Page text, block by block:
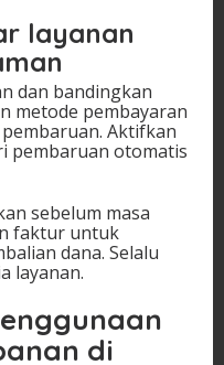
layanan
dan bandingkan
metode pembayaran
Aktifkan
pembaruan otomatis
sebelum masa
faktur untuk
dana. Selalu
layanan.
di